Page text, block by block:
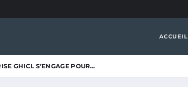
ACCUEIL
GHICL S’ENGAGE POUR…